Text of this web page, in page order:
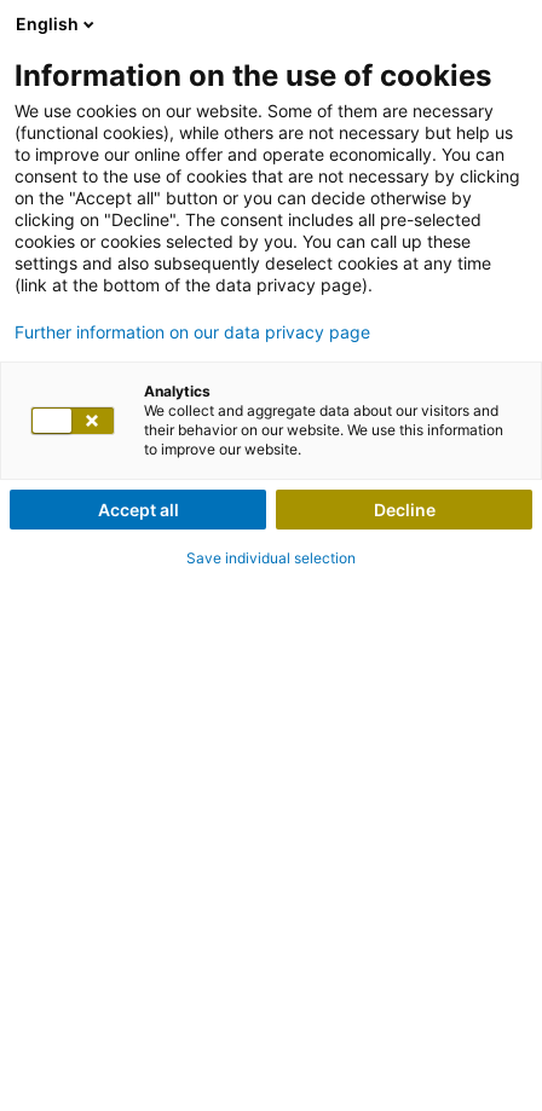
English
Information on the use of cookies
We use cookies on our website. Some of them are necessary
(functional cookies), while others are not necessary but help us
to improve our online offer and operate economically. You can
consent to the use of cookies that are not necessary by clicking
on the "Accept all" button or you can decide otherwise by
clicking on "Decline". The consent includes all pre-selected
cookies or cookies selected by you. You can call up these
settings and also subsequently deselect cookies at any time
(link at the bottom of the data privacy page).
Further information on our data privacy page
Analytics
We collect and aggregate data about our visitors and
their behavior on our website. We use this information
to improve our website.
Accept all Decline
Save individual selection